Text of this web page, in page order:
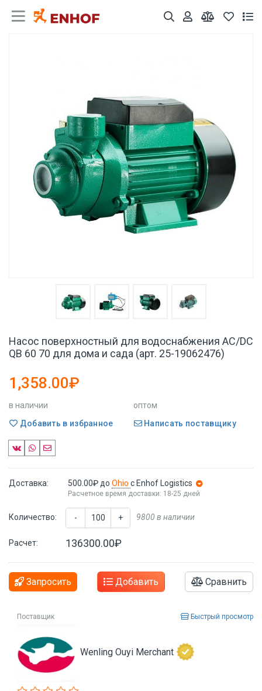
Насос поверхностный для водоснабжения AC/DC
QB 60 70 для дома и сада (арт. 25-19062476)
1,358.00₽
в наличии
оптом
Добавить в избранное
Написать поставщику
Доставка: 500.00₽ до Ohio с Enhof Logistics
Расчетное время доставки: 18-25 дней
Количество: - + 9800 в наличии
Расчет: 136300.00₽
Запросить Добавить Сравнить
Поставщик Быстрый просмотр
Wenling Ouyi Merchant